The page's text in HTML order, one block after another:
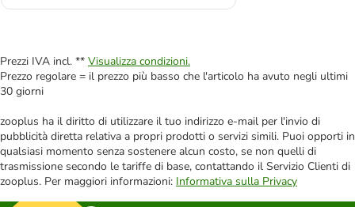
Prezzi IVA incl. ** Visualizza condizioni.
Prezzo regolare = il prezzo più basso che l'articolo ha avuto negli ultimi
30 giorni
zooplus ha il diritto di utilizzare il tuo indirizzo e-mail per l'invio di
pubblicità diretta relativa a propri prodotti o servizi simili. Puoi opporti in
qualsiasi momento senza sostenere alcun costo, se non quelli di
trasmissione secondo le tariffe di base, contattando il Servizio Clienti di
zooplus. Per maggiori informazioni: Informativa sulla Privacy